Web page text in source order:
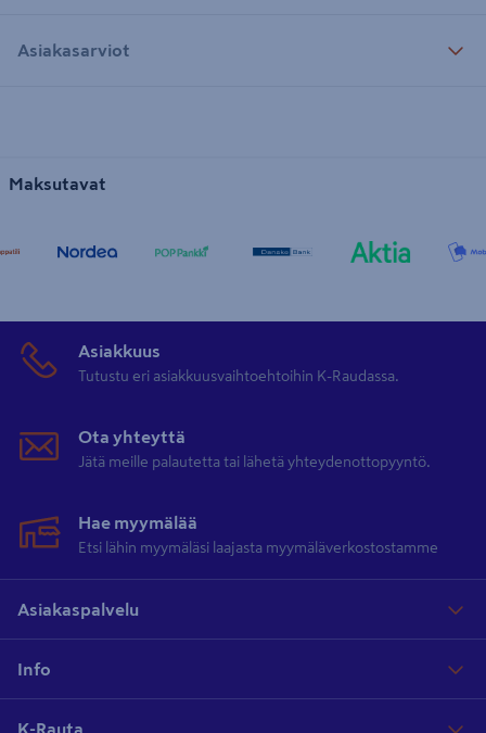
Asiakasarviot
Maksutavat
Asiakkuus
Tutustu eri asiakkuusvaihtoehtoihin K-Raudassa.
Ota yhteyttä
Jätä meille palautetta tai lähetä yhteydenottopyyntö.
Hae myymälää
Etsi lähin myymäläsi laajasta myymäläverkostostamme
Asiakaspalvelu
Info
K-Rauta